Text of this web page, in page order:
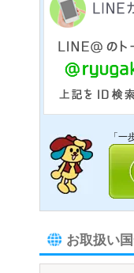
「
お取扱い